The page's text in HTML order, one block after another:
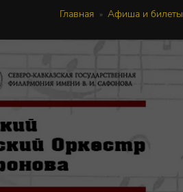
Главная Афиша и билеты